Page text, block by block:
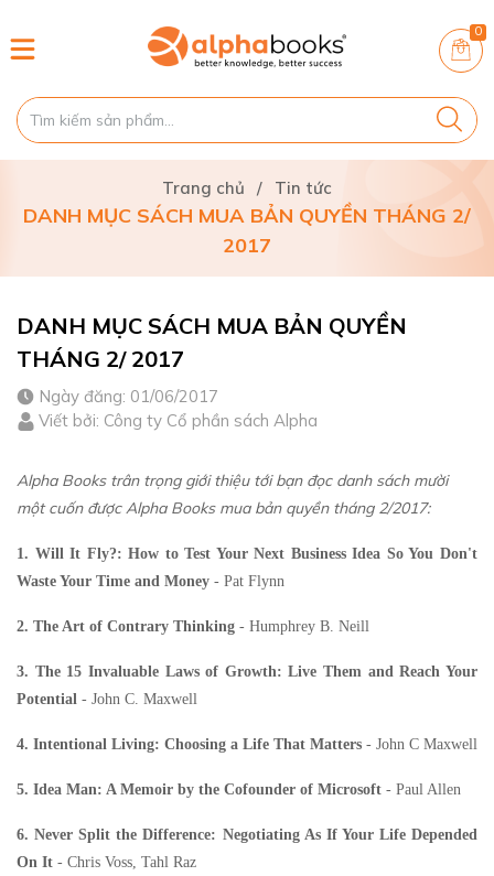
0
Trang chủ / Tin tức
DANH MỤC SÁCH MUA BẢN QUYỀN THÁNG 2/
2017
DANH MỤC SÁCH MUA BẢN QUYỀN
THÁNG 2/ 2017
Ngày đăng: 01/06/2017
Viết bởi: Công ty Cổ phần sách Alpha
Alpha Books trân trọng giới thiệu tới bạn đọc danh sách mười
một cuốn được Alpha Books mua bản quyền tháng 2/2017:
1. Will It Fly?: How to Test Your Next Business Idea So You Don't
Waste Your Time and Money - Pat Flynn
2. The Art of Contrary Thinking - Humphrey B. Neill
3. The 15 Invaluable Laws of Growth: Live Them and Reach Your
Potential - John C. Maxwell
4. Intentional Living: Choosing a Life That Matters - John C Maxwell
5. Idea Man: A Memoir by the Cofounder of Microsoft - Paul Allen
6.Never Split the Difference: Negotiating As If Your Life Depended
On It - Chris Voss, Tahl Raz